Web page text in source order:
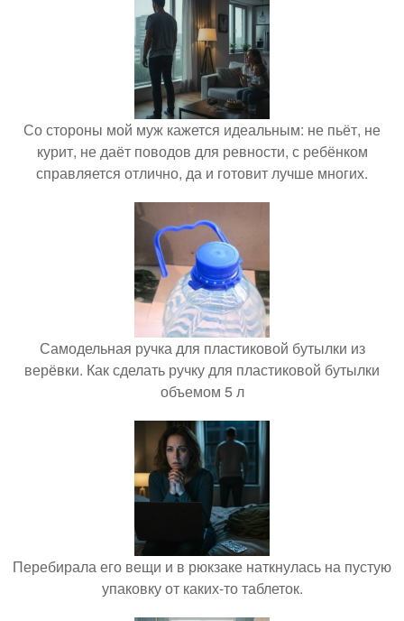
Со стороны мой муж кажется идеальным: не пьёт, не
курит, не даёт поводов для ревности, с ребёнком
справляется отлично, да и готовит лучше многих.
Самодельная ручка для пластиковой бутылки из
верёвки. Как сделать ручку для пластиковой бутылки
объемом 5 л
Перебирала его вещи и в рюкзаке наткнулась на пустую
упаковку от каких-то таблеток.